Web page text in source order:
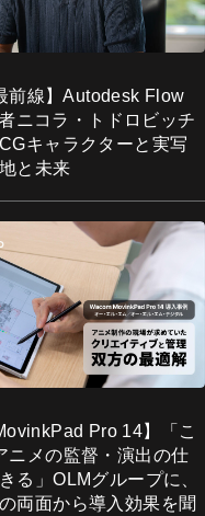
前線】Autodesk Flow
ニコラ・トドロビッチ
キャラクターと実写
と未来
Pro 14】「こ
ニメの監督・演出の仕
る」OLMグループに、
両面から導入効果を聞